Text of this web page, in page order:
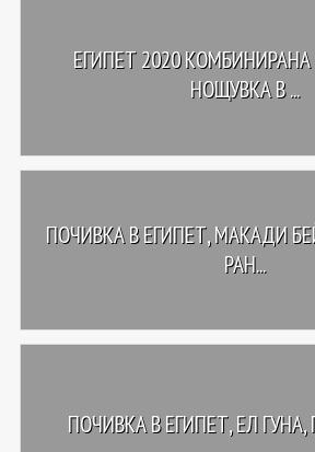
ЕГИПЕТ 2020
НОЩУВКА В ...
ПОЧИВКА В ЕГИПЕТ, МАКАДИ
РАН...
ПОЧИВКА В ЕГИПЕТ, ЕЛ